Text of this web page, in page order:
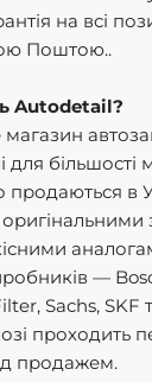
на всі
Поштою..
Autodetail?
для
продаються в
—
Sachs, SKF
проходить
продажем.